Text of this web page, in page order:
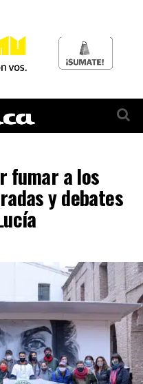
fumar a los
y debates